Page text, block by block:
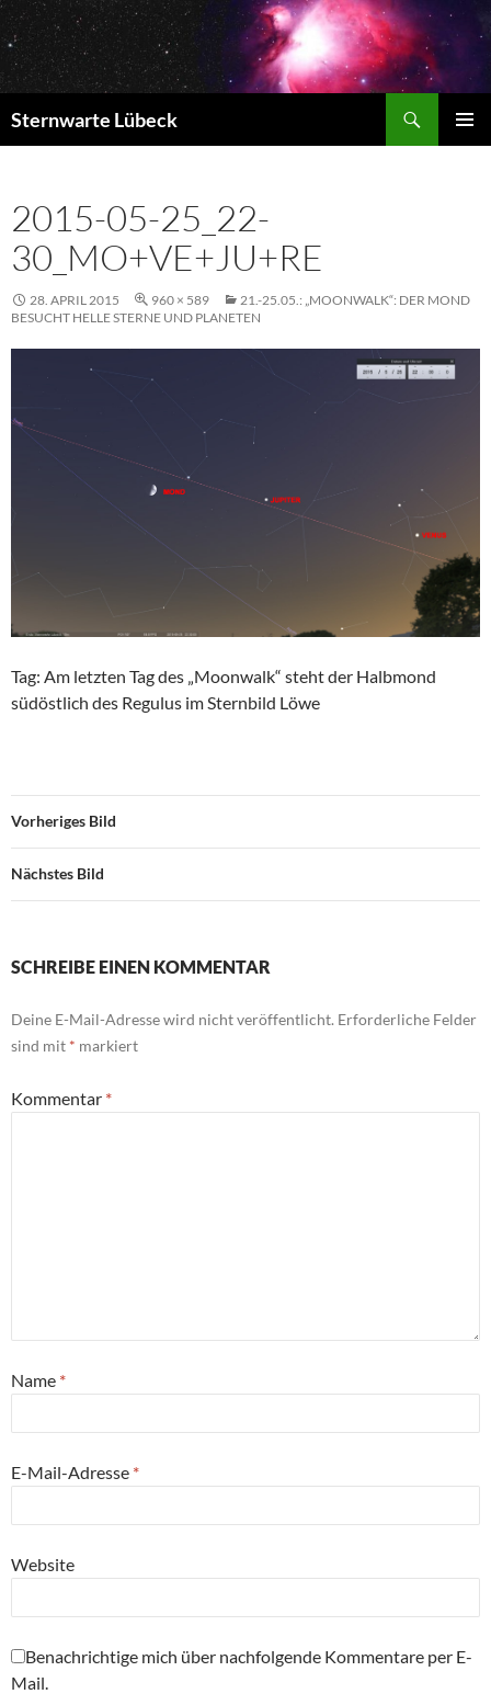
Zum
Inhalt
springen
Sternwarte Lübeck
2015-05-25_22-
30_MO+VE+JU+RE
28. APRIL 2015 960 × 589
21.-25.05.: „MOONWALK“: DER MOND
BESUCHT HELLE STERNE UND PLANETEN
Tag: Am letzten Tag des „Moonwalk“ steht der Halbmond
südöstlich des Regulus im Sternbild Löwe
Vorheriges Bild
Nächstes Bild
SCHREIBE EINEN KOMMENTAR
Deine E-Mail-Adresse wird nicht veröffentlicht. Erforderliche Felder
sind mit * markiert
Kommentar *
Name *
E-Mail-Adresse *
Website
Benachrichtige mich über nachfolgende Kommentare per E-
Mail.